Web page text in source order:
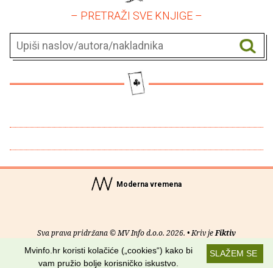
– PRETRAŽI SVE KNJIGE –
Moderna vremena
Sva prava pridržana © MV Info d.o.o. 2026. • Kriv jeFiktiv
Uvjeti korištenja RSS kanaliSLAŽEM SE
Mvinfo.hr koristi kolačiće („cookies“) kako bi
vam pružio bolje korisničko iskustvo.